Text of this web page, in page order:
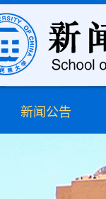
新闻公告